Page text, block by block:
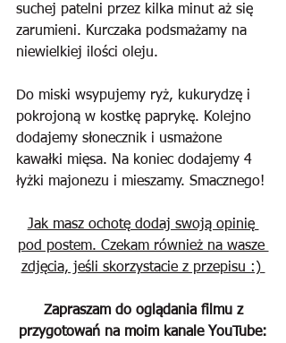
suchej patelni przez kilka minut aż się
zarumieni. Kurczaka podsmażamy na
niewielkiej ilości oleju.
Do miski wsypujemy ryż, kukurydzę i
pokrojoną w kostkę paprykę. Kolejno
dodajemy słonecznik i usmażone
kawałki mięsa. Na koniec dodajemy 4
łyżki majonezu i mieszamy. Smacznego!
Jak masz ochotę dodaj swoją opinię
pod postem. Czekam również na wasze
zdjęcia, jeśli skorzystacie z przepisu :)
Zapraszam do oglądania filmu z
przygotowań na moim kanale YouTube: